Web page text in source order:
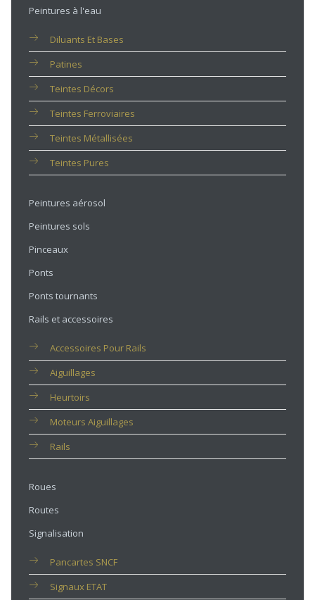
Peintures à l'eau
Diluants Et Bases
Patines
Teintes Décors
Teintes Ferroviaires
Teintes Métallisées
Teintes Pures
Peintures aérosol
Peintures sols
Pinceaux
Ponts
Ponts tournants
Rails et accessoires
Accessoires Pour Rails
Aiguillages
Heurtoirs
Moteurs Aiguillages
Rails
Roues
Routes
Signalisation
Pancartes SNCF
Signaux ETAT